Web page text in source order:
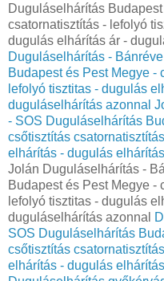
Duguláselhárítás
csatornatisztítás - lefolyó
dugulás elhárítás ár -
Duguláselhárítás -
Budapest és Pest Megye -
lefolyó tisztitas - dugulás
duguláselhárítás azonnal
- SOS Duguláselhárítás
csőtisztítás
elhárítás - dugulás
Jolán Duguláselhárítás -
Budapest és Pest Megye -
lefolyó tisztitas - dugulás
duguláselhárítás azonnal
SOS Duguláselhárítás
csőtisztítás
elhárítás - dugulás